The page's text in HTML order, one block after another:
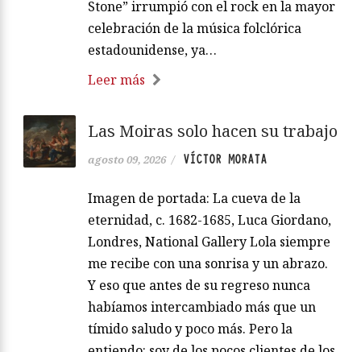
Stone” irrumpió con el rock en la mayor
celebración de la música folclórica
estadounidense, ya…
Leer más
Las Moiras solo hacen su trabajo
agosto 09, 2026 / VÍCTOR MORATA
Imagen de portada: La cueva de la
eternidad, c. 1682-1685, Luca Giordano,
Londres, National Gallery Lola siempre
me recibe con una sonrisa y un abrazo.
Y eso que antes de su regreso nunca
habíamos intercambiado más que un
tímido saludo y poco más. Pero la